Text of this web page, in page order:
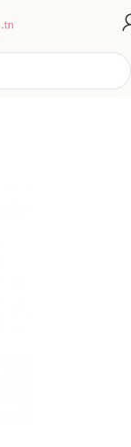
tonique, lotion